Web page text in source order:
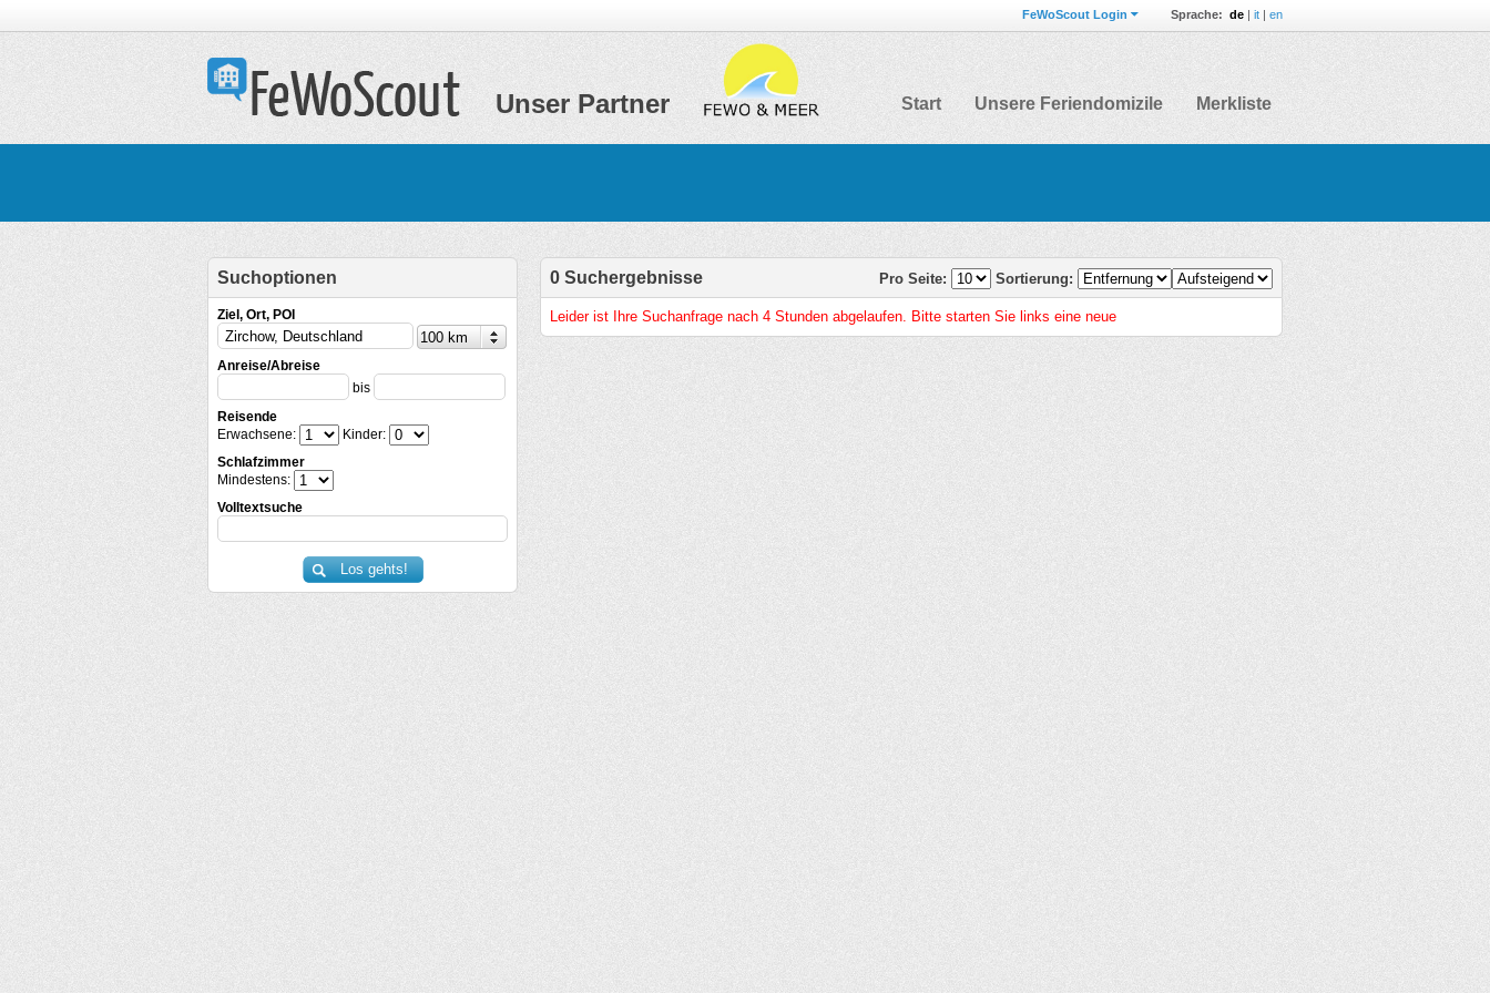
Unser Partner Start Unsere Feriendomizile Merkliste
Sprache: de | it | en
FeWoScout Login
Suchoptionen
Ziel, Ort, POI
Anreise/Abreise
bis
Reisende
Erwachsene:
Kinder:
Schlafzimmer
Mindestens:
Volltextsuche
0 Suchergebnisse Pro Seite: Sortierung:
Leider ist Ihre Suchanfrage nach 4 Stunden abgelaufen. Bitte starten Sie links eine neue